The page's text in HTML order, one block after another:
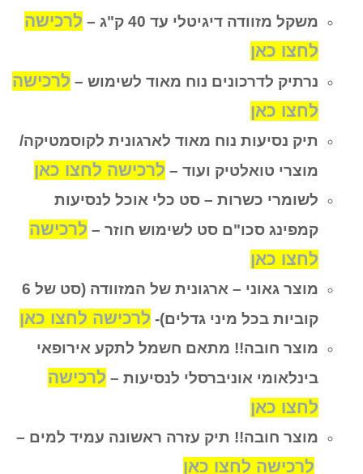
משקל מזוודה דיגיטלי עד 40 ק"ג –
לרכישה
לחצו כאן
נרתיק לדרכונים נוח מאוד לשימוש – לרכישה
לחצו כאן
תיק נסיעות נוח מאוד לארגונית לקוסמטיקה/
מוצרי טואלטיק ועוד – לרכישה לחצו כאן
לשומרי כשרות – סט כלי אוכל לנסיעות
קמפינג סכו"ם סט לשימוש חוזר – לרכישה
לחצו כאן
מוצר גאוני – ארגונית של המזוודה (סט של 6
קוביות בכל מיני גדלים)- לרכישה לחצו כאן
מוצר חובה!! מתאם חשמל לתקע אירופאי
בינלאומי אוניברסלי לנסיעות – לרכישה
לחצו כאן
מוצר חובה!! תיק עזרה ראשונה עמיד למים –
לרכישה לחצו כאן